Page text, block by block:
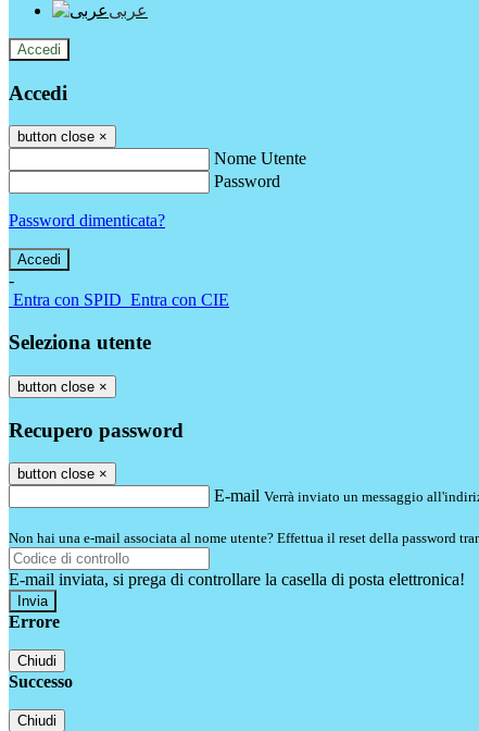
عربى
Accedi
Accedi
button close ×
Nome Utente
Password
Password dimenticata?
-
Entra con SPID Entra con CIE
Seleziona utente
button close ×
Recupero password
button close ×
E-mail Verrà inviato un messaggio
Non hai una e-mail associata al nome utente? Effettua il reset della password
E-mail inviata, si prega di controllare la casella di posta elettronica!
Errore
Chiudi
Successo
Chiudi